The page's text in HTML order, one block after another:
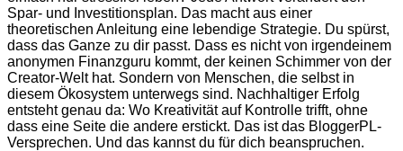
Spar- und Investitionsplan. Das macht aus einer
theoretischen Anleitung eine lebendige Strategie. Du spürst,
dass das Ganze zu dir passt. Dass es nicht von irgendeinem
anonymen Finanzguru kommt, der keinen Schimmer von der
Creator-Welt hat. Sondern von Menschen, die selbst in
diesem Ökosystem unterwegs sind. Nachhaltiger Erfolg
entsteht genau da: Wo Kreativität auf Kontrolle trifft, ohne
dass eine Seite die andere erstickt. Das ist das BloggerPL-
Versprechen. Und das kannst du für dich beanspruchen.